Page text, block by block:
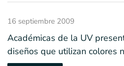
16 septiembre 2009
Académicas de la UV
diseños que utilizan colores